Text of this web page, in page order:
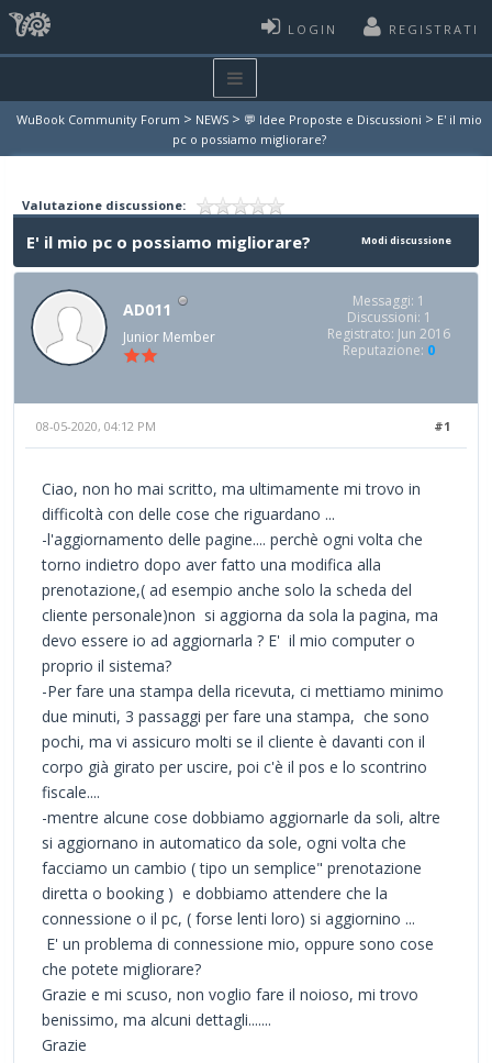
LOGIN REGISTRATI
WuBook Community Forum > NEWS > 💬 Idee Proposte e Discussioni > E' il mio
pc o possiamo migliorare?
Valutazione discussione:
Modi discussione
E' il mio pc o possiamo migliorare?
AD011
Junior Member
Messaggi: 1
Discussioni: 1
Registrato: Jun 2016
Reputazione: 0
#1
08-05-2020, 04:12 PM
Ciao, non ho mai scritto, ma ultimamente mi trovo in
difficoltà con delle cose che riguardano ...
-l'aggiornamento delle pagine.... perchè ogni volta che
torno indietro dopo aver fatto una modifica alla
prenotazione,( ad esempio anche solo la scheda del
cliente personale)non si aggiorna da sola la pagina, ma
devo essere io ad aggiornarla ? E' il mio computer o
proprio il sistema?
-Per fare una stampa della ricevuta, ci mettiamo minimo
due minuti, 3 passaggi per fare una stampa, che sono
pochi, ma vi assicuro molti se il cliente è davanti con il
corpo già girato per uscire, poi c'è il pos e lo scontrino
fiscale....
-mentre alcune cose dobbiamo aggiornarle da soli, altre
si aggiornano in automatico da sole, ogni volta che
facciamo un cambio ( tipo un semplice" prenotazione
diretta o booking ) e dobbiamo attendere che la
connessione o il pc, ( forse lenti loro) si aggiornino ...
E' un problema di connessione mio, oppure sono cose
che potete migliorare?
Grazie e mi scuso, non voglio fare il noioso, mi trovo
benissimo, ma alcuni dettagli.......
Grazie